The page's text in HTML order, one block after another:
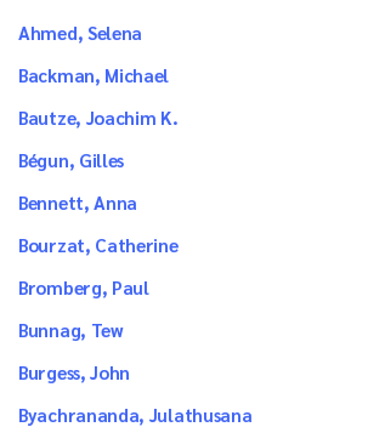
Ahmed, Selena
Backman, Michael
Bautze, Joachim K.
Bégun, Gilles
Bennett, Anna
Bourzat, Catherine
Bromberg, Paul
Bunnag, Tew
Burgess, John
Byachrananda, Julathusana